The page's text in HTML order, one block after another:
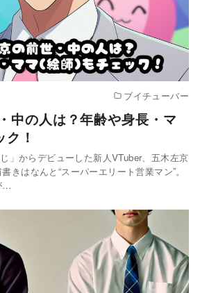
ブイチューバー
中の人は？年齢や身長・マ
！
」からデビューした新人VTuber、五木左京
きはなんと“スーパーエリート営業マン”。
…